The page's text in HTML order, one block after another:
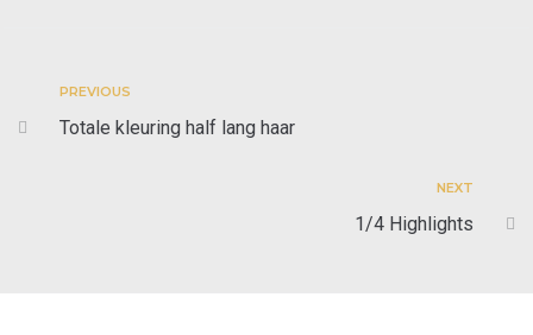
PREVIOUS
Totale kleuring half lang haar
NEXT
1/4 Highlights